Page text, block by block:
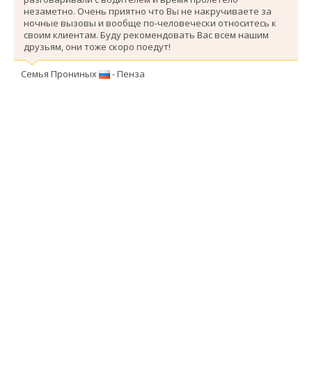
незаметно. Очень приятно что Вы не накручиваете за
ночные вызовы и вообще по-человечески относитесь к
своим клиентам. Буду рекомендовать Вас всем нашим
друзьям, они тоже скоро поедут!
Семья Прониных - Пенза